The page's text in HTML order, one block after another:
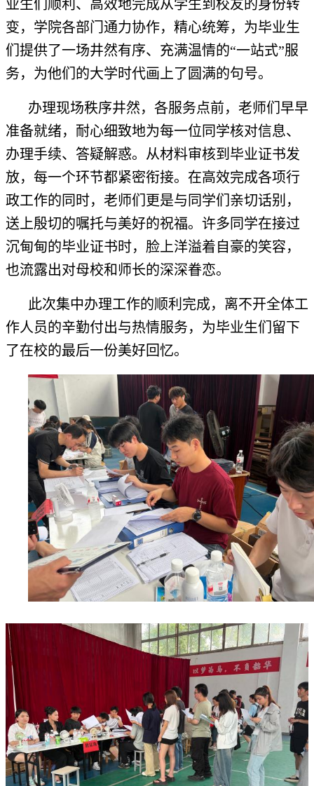
业生们顺利、高效地完成从学生到校友的身份转
变，学院各部门通力协作，精心统筹，为毕业生
们提供了一场井然有序、充满温情的“一站式”服
务，为他们的大学时代画上了圆满的句号。
办理现场秩序井然，各服务点前，老师们早早
准备就绪，耐心细致地为每一位同学核对信息、
办理手续、答疑解惑。从材料审核到毕业证书发
放，每一个环节都紧密衔接。在高效完成各项行
政工作的同时，老师们更是与同学们亲切话别，
送上殷切的嘱托与美好的祝福。许多同学在接过
沉甸甸的毕业证书时，脸上洋溢着自豪的笑容，
也流露出对母校和师长的深深眷恋。
此次集中办理工作的顺利完成，离不开全体工
作人员的辛勤付出与热情服务，为毕业生们留下
了在校的最后一份美好回忆。